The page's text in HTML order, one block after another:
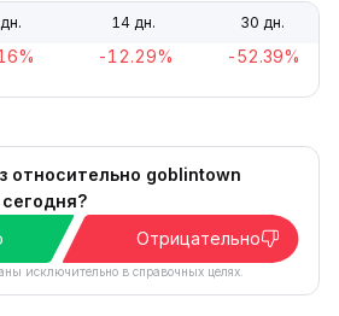
14 дн. 30 дн.
-12.29% -52.39%
относительно goblintown
сегодня?
Отрицательно
исключительно в справочных целях.